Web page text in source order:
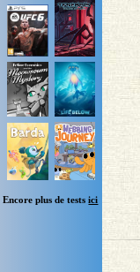
Encore plus de testsici